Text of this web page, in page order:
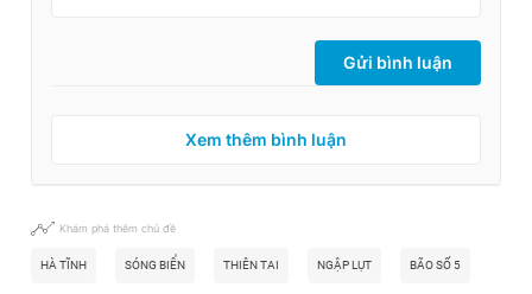
Gửi bình luận
Xem thêm bình luận
Khám phá thêm chủ đề
HÀ TĨNH SÓNG BIỂN THIÊN TAI NGẬP LỤT BÃO SỐ 5